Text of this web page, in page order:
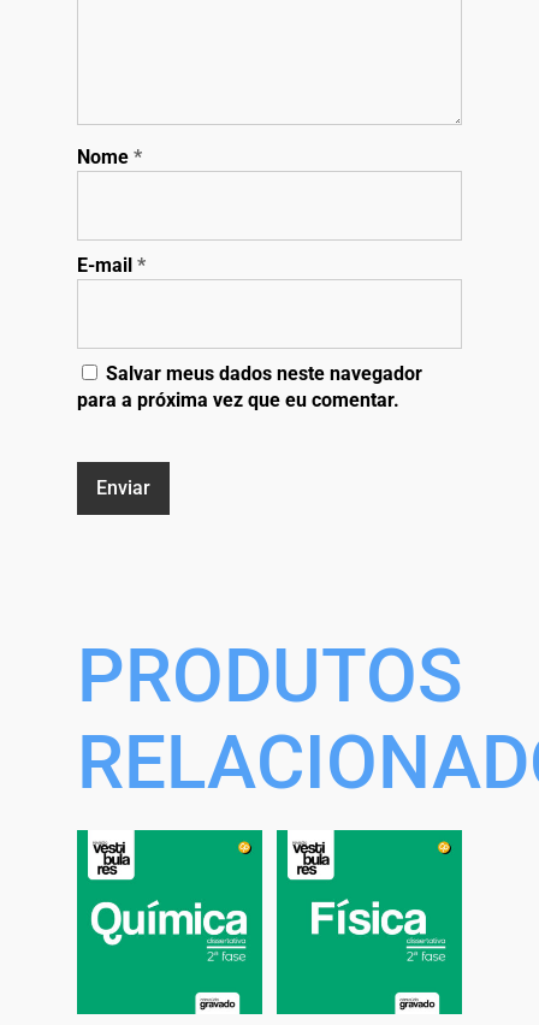
Nome *
E-mail *
Salvar meus dados neste navegador
para a próxima vez que eu comentar.
PRODUTOS